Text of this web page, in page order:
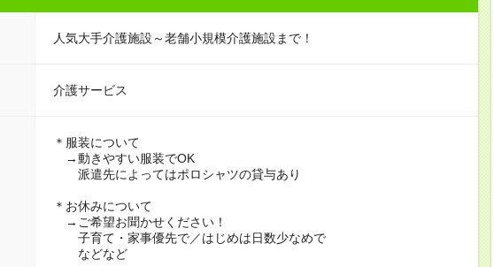
人気大手介護施設～老舗小規模介護施設まで！
介護サービス
＊服装について
→動きやすい服装でOK
派遣先によってはポロシャツの貸与あり
＊お休みについて
→ご希望お聞かせください！
子育て・家事優先で／はじめは日数少なめで
などなど